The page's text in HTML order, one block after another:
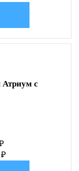
Атриум с
₽